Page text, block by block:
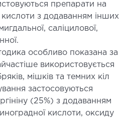
препарати на
кислоти з додаванням інших
саліцилової,
особливо показана за
використовується
мішків та темних кіл
застосовуються
(25%) з додаванням
кислоти, оксиду